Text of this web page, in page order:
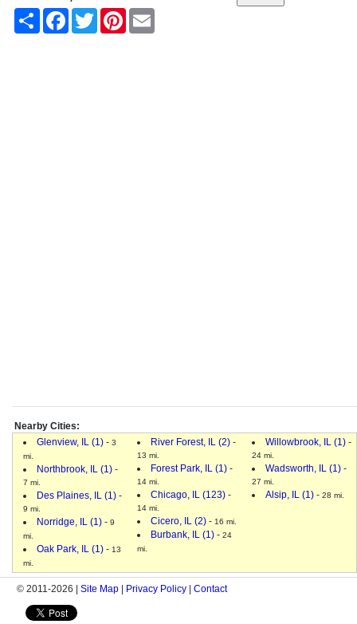
Share
FacebookTwitter Pinterest
Nearby Cities:
Glenview, IL (1) - 3
mi.
Northbrook, IL (1) -
7 mi.
Des Plaines, IL (1) -
9 mi.
Norridge, IL (1) - 9
mi.
Oak Park, IL (1) - 13
mi.
River Forest, IL (2) -
13 mi.
Forest Park, IL (1) -
14 mi.
Chicago, IL (123) -
14 mi.
Cicero, IL (2) - 16 mi.
Burbank, IL (1) - 24
mi.
Willowbrook, IL (1) -
24 mi.
Wadsworth, IL (1) -
27 mi.
Alsip, IL (1) - 28 mi.
© 2011-2026 | Site Map | Privacy Policy | Contact